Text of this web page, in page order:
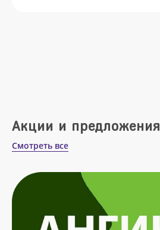
Акции и предложения
Смотреть все